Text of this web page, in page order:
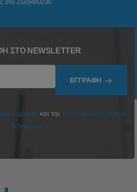
στο 2109480230
ΣΤΟ NEWSLETTER
ΕΓΓΡΑΦΉ
χρήσης και την πολιτική προσωπικών
δεδομένων